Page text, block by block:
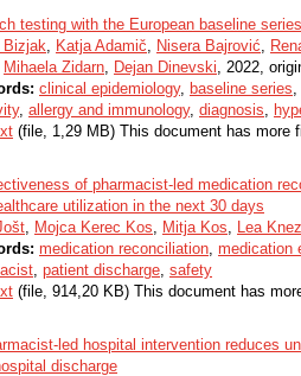
testing with the European baseline
Bizjak, Katja Adamič, Nisera Bajrović,
Mihaela Zidarn, Dejan Dinevski, 2022,
clinical epidemiology, baseline series,
, allergy and immunology, diagnosis,
(file, 1,29 MB) This document has more
of pharmacist-led medication
utilization in the next 30 days
, Mojca Kerec Kos, Mitja Kos, Lea Knez
medication reconciliation, medication
, patient discharge, safety
(file, 914,20 KB) This document has
led hospital intervention reduces
discharge